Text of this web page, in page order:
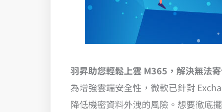
羽昇助您輕鬆上雲M365 ，解決無法
為增強雲端安全性，微軟已針對
降低機密資料外洩的風險。想要徹底